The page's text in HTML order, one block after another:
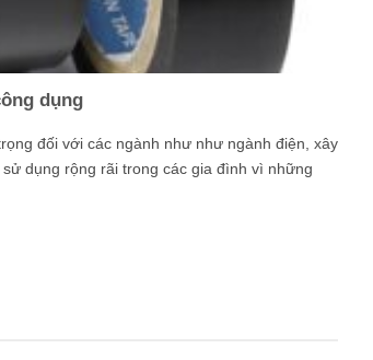
dụng
đối với các ngành như như ngành điện, xây
dụng rộng rãi trong các gia đình vì những